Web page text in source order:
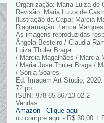
Organização: Maria Luiza de
Revisão: Maria Luiza de
Ilustração da Capa: Marcia
Diagramação: Lenca
As imagens reproduzidas
Ângela Besteiro / Claudia
Luiza Thuler Braga
/ Márcia Magalhães / Márcia
/ Maria José Thuler Braga /
/ Sonia Soares
Ed. Imagem Art Studio, 2020.
72 pp.
ISBN: 978-65-86713-02-2
Vendas:
Amazon - Clique aqui
ou compre aqui - R$ 30,00 +